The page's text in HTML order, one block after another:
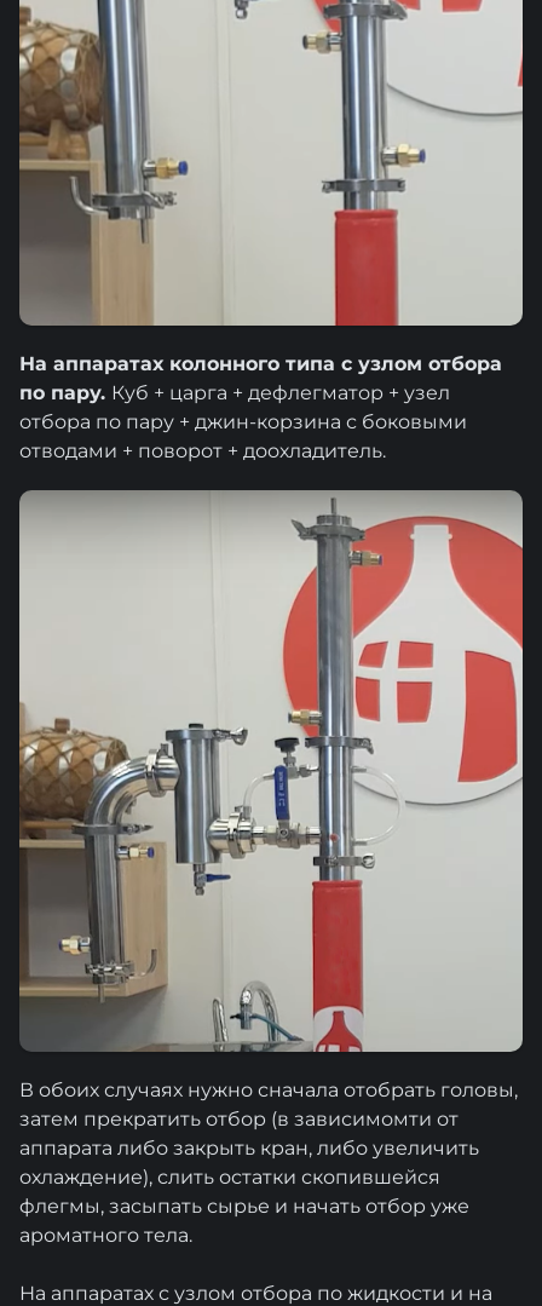
На аппаратах колонного типа с узлом отбора
по пару. Куб + царга + дефлегматор + узел
отбора по пару + джин-корзина с боковыми
отводами + поворот + доохладитель.
В обоих случаях нужно сначала отобрать головы,
затем прекратить отбор (в зависимомти от
аппарата либо закрыть кран, либо увеличить
охлаждение), слить остатки скопившейся
флегмы, засыпать сырье и начать отбор уже
ароматного тела.
На аппаратах с узлом отбора по жидкости и на